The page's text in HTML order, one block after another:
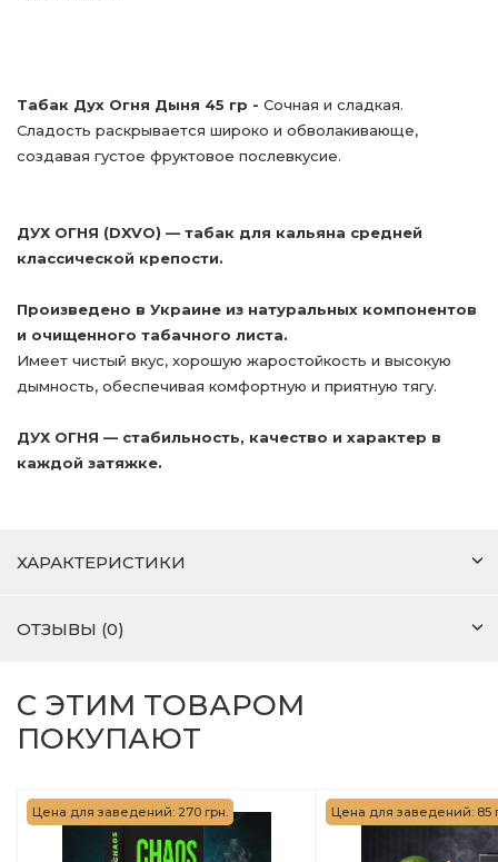
Табак Дух Огня Дыня 45 гр - Сочная и сладкая.
Сладость раскрывается широко и обволакивающе,
создавая густое фруктовое послевкусие.
ДУХ ОГНЯ (DXVO) — табак для кальяна средней
классической крепости.
Произведено в Украине из натуральных компонентов
и очищенного табачного листа.
Имеет чистый вкус, хорошую жаростойкость и высокую
дымность, обеспечивая комфортную и приятную тягу.
ДУХ ОГНЯ — стабильность, качество и характер в
каждой затяжке.
ХАРАКТЕРИСТИКИ
ОТЗЫВЫ (0)
С ЭТИМ ТОВАРОМ
ПОКУПАЮТ
Цена для заведений: 270 грн. Цена для заведений: 85